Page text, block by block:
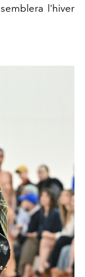
l'hiver